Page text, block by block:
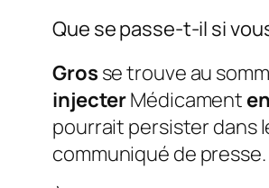
Que se passe-t-il si
Gros se trouve au
injecterMédicament
pourrait persister dans
communiqué de presse.